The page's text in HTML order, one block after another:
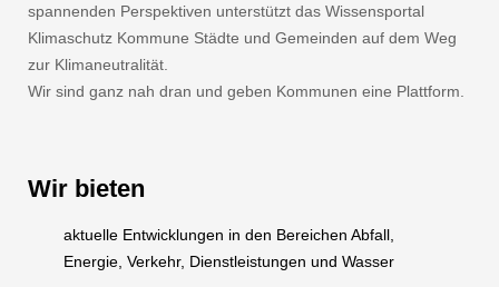
spannenden Perspektiven unterstützt das Wissensportal
Klimaschutz Kommune Städte und Gemeinden auf dem Weg
zur Klimaneutralität.
Wir sind ganz nah dran und geben Kommunen eine Plattform.
Wir bieten
aktuelle Entwicklungen in den Bereichen Abfall,
Energie, Verkehr, Dienstleistungen und Wasser